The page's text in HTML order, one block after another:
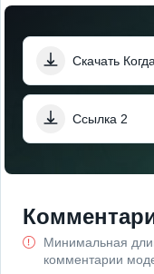
Ссылка 2
Минимальная
комментарии